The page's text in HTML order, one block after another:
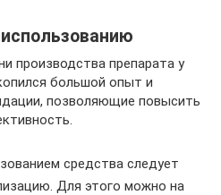
производства препарата у
большой опыт и
позволяющие повысить
средства следует
Для этого можно на